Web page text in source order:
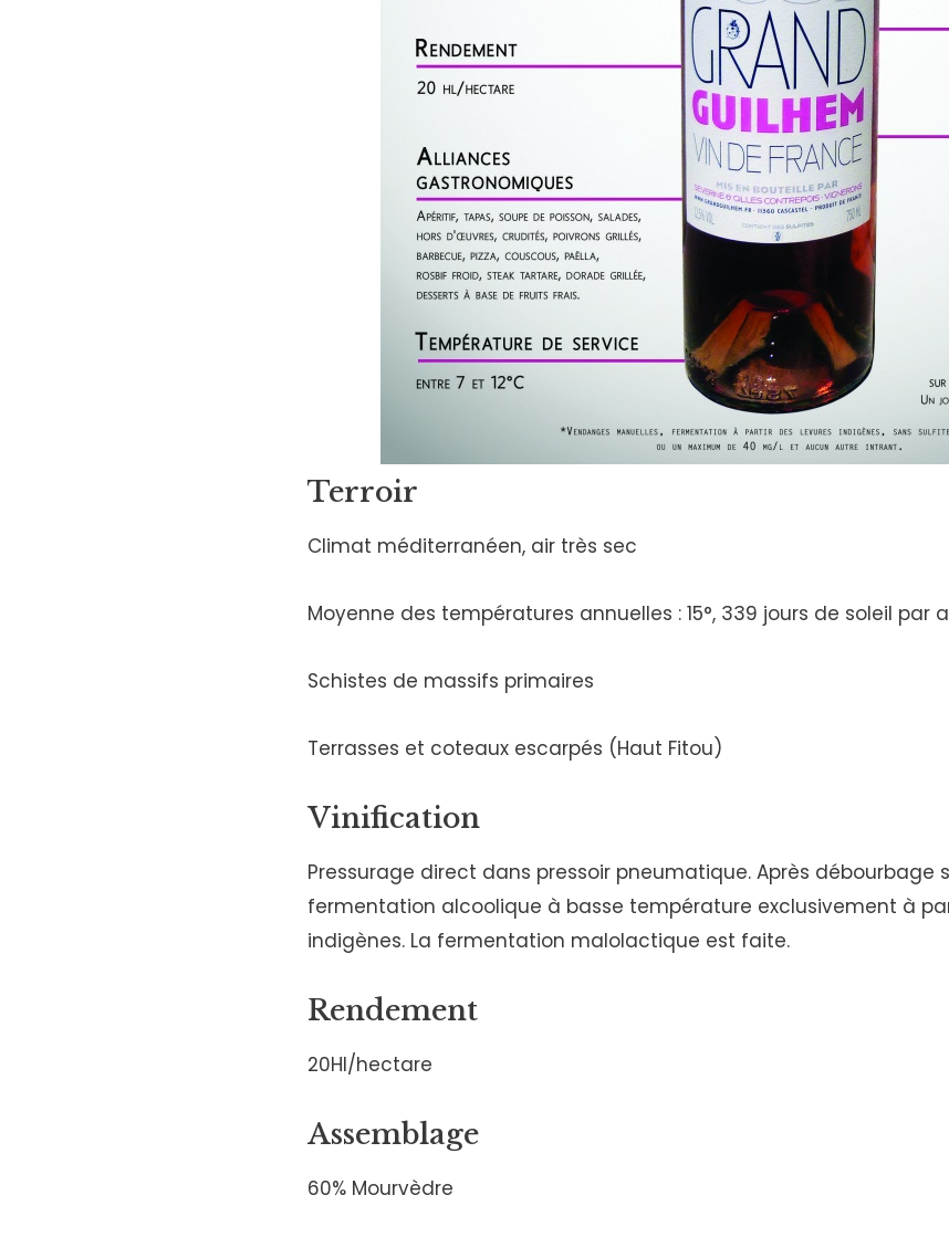
Terroir
Climat méditerranéen, air très sec
Moyenne des températures annuelles : 15°, 339 jours de soleil par
Schistes de massifs primaires
Terrasses et coteaux escarpés (Haut Fitou)
Vinification
Pressurage direct dans pressoir pneumatique. Après débourbage
fermentation alcoolique à basse température exclusivement à
indigènes. La fermentation malolactique est faite.
Rendement
20Hl/hectare
Assemblage
60% Mourvèdre